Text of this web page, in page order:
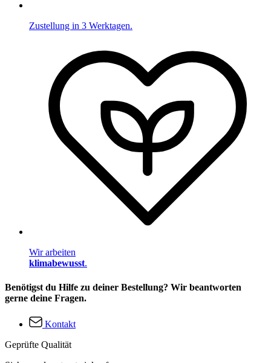
Zustellung in 3 Werktagen.
Wir arbeiten
klimabewusst.
Benötigst du Hilfe zu deiner Bestellung? Wir beantworten
gerne deine Fragen.
Kontakt
Geprüfte Qualität